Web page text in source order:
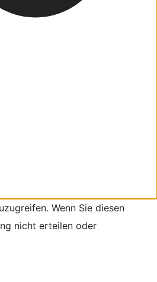
Wenn Sie diesen
nicht erteilen oder